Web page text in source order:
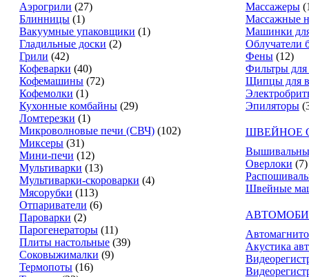
Аэрогрили (27)
Блинницы (1)
Вакуумные упаковщики (1)
Гладильные доски (2)
Грили (42)
Кофеварки (40)
Кофемашины (72)
Кофемолки (1)
Кухонные комбайны (29)
Ломтерезки (1)
Микроволновые печи (СВЧ) (102)
Миксеры (31)
Мини-печи (12)
Мультиварки (13)
Мультиварки-скороварки (4)
Мясорубки (113)
Отпариватели (6)
Пароварки (2)
Парогенераторы (11)
Плиты настольные (39)
Соковыжималки (9)
Термопоты (16)
Массажеры
Массажные
Машинки
Облучатели
Фены (12)
Фильтры
Щипцы для
Эпиляторы
ШВЕЙНОЕ
Оверлоки (7)
Швейные
Акустика